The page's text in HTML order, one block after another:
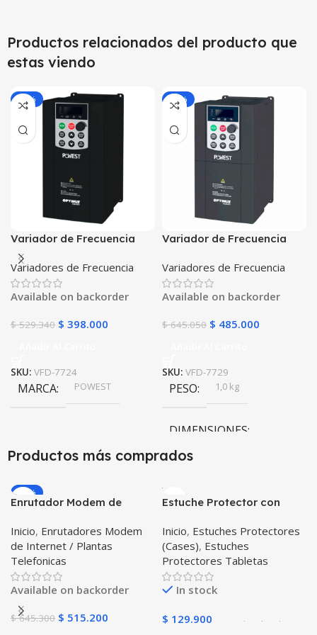
Productos relacionados del producto que
estas viendo
-25%
Variador de Frecuencia
POWEST VFD 0.75kW 1HP |
220/240VAC Monofásico |
Control Vectorial SVC |
MODBUS RS-485
Variadores de Frecuencia
Available on backorder
$529.340 $ 398.000
SKU: VFD-7724
MARCA POWEST
-25%
Variador de Frecuencia
220/240VAC Trifásico |
Control Vectorial SVC |
MODBUS RS-485
Variadores de Frecuencia
Available on backorder
$645.050 $ 485.000
SKU: VFD-7729
PESO 1,0 kg
DIMENSIONES
MARCA POWEST
Productos más comprados
-20%
Enrutador Modem de
Libre Todo Operador 4G
LTE SIMCARD
Inicio, Enrutadores Modem
de Internet / Plantas
Telefonicas
Available on backorder
$645.300 $ 515.200
Estuche Protector con
Tablet Samsung Galaxy
Tab A8 10.5 2021 – 2022
SM-x200 SM-x205 Anti
golpes con soporte
Inicio, Estuches Protectores
(Cases), Estuches
Protectores Tabletas
In stock
$ 129.900